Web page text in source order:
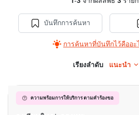
บันทึกการค้นหา
การค้นหาที่บันทึกไว้คืออะ
เรียงลำดับ แนะนำ
ความพร้อมการให้บริการ ตามคำร้องขอ
ซิทรีน สาทร - ตากสิน